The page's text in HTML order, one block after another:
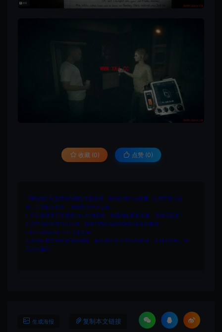
收藏 (0) 点赞 (0)
1.网站内所有文件均为网络共享资源，本站仅做打包整理。仅用于学习交
流，严禁商业用途，否则自行承担后果。
2.所有资源请于下载后24小时内删除。如需体验更多乐趣，请购买正版！
3.所有内容均来自互联网。如侵犯您的版权或利益请发送邮件：
cvformat#gmail.com (#换为@)
4.本站收费仅用于资源的保存、备份和分享所产生的费用，不用于盈利，亦
无任何盈利。
生成海报 复制本文链接